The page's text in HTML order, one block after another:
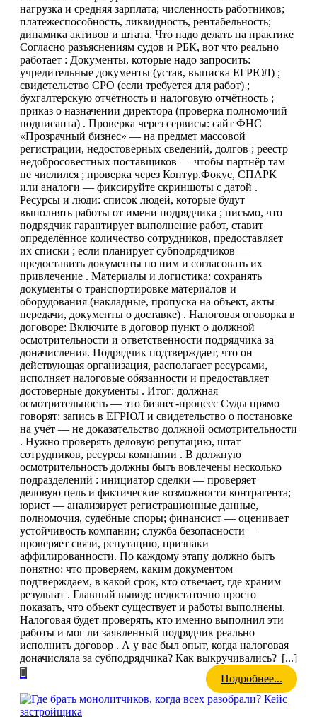
нагрузка и средняя зарплата; численность работников;
платежеспособность, ликвидность, рентабельность;
динамика активов и штата. Что надо делать на практике
Согласно разъяснениям судов и РБК, вот что реально
работает : Документы, которые надо запросить:
учредительные документы (устав, выписка ЕГРЮЛ) ;
свидетельство СРО (если требуется для работ) ;
бухгалтерскую отчётность и налоговую отчётность ;
приказ о назначении директора (проверка полномочий
подписанта) . Проверка через сервисы: сайт ФНС
«Прозрачный бизнес» — на предмет массовой
регистрации, недостоверных сведений, долгов ; реестр
недобросовестных поставщиков — чтобы партнёр там
не числился ; проверка через Контур.Фокус, СПАРК
или аналоги — фиксируйте скриншоты с датой .
Ресурсы и люди: список людей, которые будут
выполнять работы от имени подрядчика ; письмо, что
подрядчик гарантирует выполнение работ, ставит
определённое количество сотрудников, предоставляет
их списки ; если планирует субподрядчиков —
предоставить документы по ним и согласовать их
привлечение . Материалы и логистика: сохранять
документы о транспортировке материалов и
оборудования (накладные, пропуска на объект, акты
передачи, документы о доставке) . Налоговая оговорка в
договоре: Включите в договор пункт о должной
осмотрительности и ответственности подрядчика за
доначисления. Подрядчик подтверждает, что он
действующая организация, располагает ресурсами,
исполняет налоговые обязанности и предоставляет
достоверные документы . Итог: должная
осмотрительность — это бизнес-процесс Суды прямо
говорят: запись в ЕГРЮЛ и свидетельство о постановке
на учёт — не доказательство должной осмотрительности
. Нужно проверять деловую репутацию, штат
сотрудников, ресурсы компании . В должную
осмотрительность должны быть вовлечены несколько
подразделений : инициатор сделки — проверяет
деловую цель и фактические возможности контрагента;
юрист — анализирует регистрационные данные,
полномочия, судебные споры; финансист — оценивает
устойчивость компании; служба безопасности —
проверяет связи, репутацию, признаки
аффилированности. По каждому этапу должно быть
понятно: что проверяем, каким документом
подтверждаем, в какой срок, кто отвечает, где храним
результат . Главный вывод: недостаточно просто
показать, что объект существует и работы выполнены.
Налоговая будет проверять, кто именно выполнил эти
работы и мог ли заявленный подрядчик реально
исполнить договор . А у вас был опыт, когда налоговая
доначисляла за субподрядчика? Как выкручивались? [...]
Подробнее...